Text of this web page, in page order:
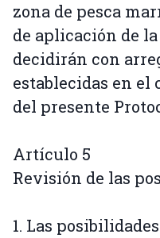
zona de pesca
de aplicación de
decidirán con
establecidas en el
del presente
Artículo 5
Revisión de las
1. Las